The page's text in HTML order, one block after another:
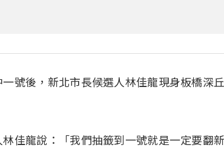
號後，新北市長候選人林佳龍現身板橋深
佳龍說：「我們抽籤到一號就是一定要翻